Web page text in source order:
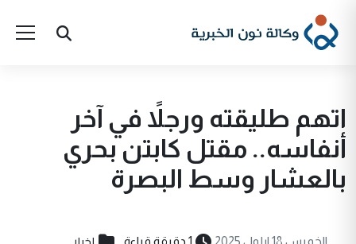
اتهم طليقته ورجلاً في آخر
أنفاسه.. مقتل كابتن بحري
بالعشار وسط البصرة
الخميس 18 ايلول 2025 1 دقيقة قراءة